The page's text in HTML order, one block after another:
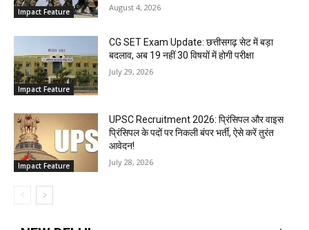
Impact Feature August 4, 2026
Impact Feature
CG SET Exam Update: छत्तीसगढ़ सेट में बड़ा
बदलाव, अब 19 नहीं 30 विषयों में होगी परीक्षा
July 29, 2026
Impact Feature
UPSC Recruitment 2026: प्रिंसिपल और वाइस
प्रिंसिपल के पदों पर निकली बंपर भर्ती, ऐसे करें तुरंत
आवेदन!
July 28, 2026